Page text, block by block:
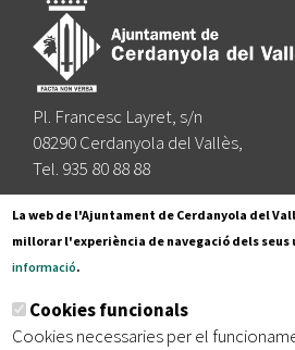
Pl. Francesc Layret, s/n
08290 Cerdanyola del Vallès,
Tel. 935 80 88 88
Segueix-nos a:
Subscriu-te al nostre butlletí
La web de l'Ajuntament de Cerdanyola del
millorar l'experiència de navegació dels seus
informació.
Cookies funcionals
Cookies necessaries per el